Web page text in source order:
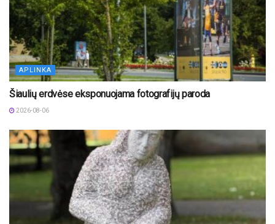
APLINKA
Šiaulių erdvėse eksponuojama fotografijų paroda
2026-08-06